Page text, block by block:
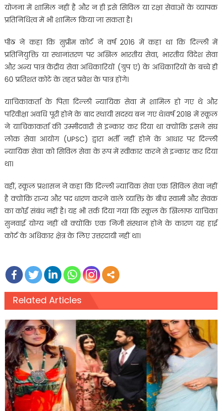
योजना में शामिल नहीं है और न ही इसे सिविल या रक्षा सेवाओं के व्यापक
प्रतिनिधित्व में भी शामिल किया जा सकता है।
पीठ ने कहा कि सुप्रीम कोर्ट ने वर्ष 2016 में कहा था कि दिल्ली में
प्रतिनियुक्ति या स्थानांतरण पर अखिल भारतीय सेवा, भारतीय विदेश सेवा
और अन्य पात्र केंद्रीय सेवा अधिकारियों (ग्रुप ए) के अधिकारियों के बच्चे ही
60 प्रतिशत कोटे के तहत प्रवेश के पात्र होंगे।
याचिकाकर्ता के पिता दिल्ली न्यायिक सेवा में शामिल हो गए थे और
परिवीक्षा अवधि पूरी होने के बाद स्थायी सदस्य बन गए थे।वर्ष 2018 में स्कूल
ने याचिकाकर्ता की उम्मीदवारी से इन्कार कर दिया था क्योंकि इसने संघ
लोक सेवा आयोग (UPSC) द्वारा भर्ती नहीं होने के आधार पर दिल्ली
न्यायिक सेवा को सिविल सेवा के रूप में स्वीकार करने से इन्कार कर दिया
था।
वहीं, स्कूल प्रशासन ने कहा कि दिल्ली न्यायिक सेवा एक सिविल सेवा नहीं
है क्योंकि राज्य और पद धारण करने वाले व्यक्ति के बीच स्वामी और सेवक
का कोई संबंध नहीं है। यह भी तर्क दिया गया कि स्कूल के खिलाफ याचिका
सुनवाई योग्य नहीं थी क्योंकि एक निजी संस्थान होने के कारण यह हाई
कोर्ट के अधिकार क्षेत्र के लिए उत्तरदायी नहीं था।
Related Articles